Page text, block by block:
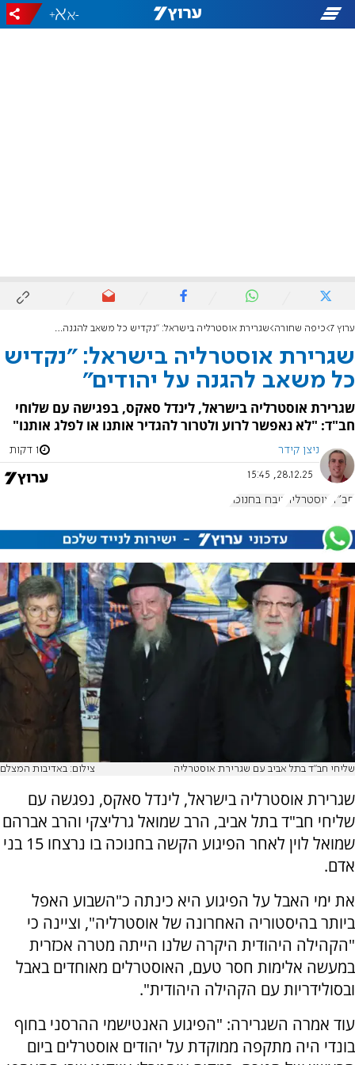
-
+
ערוץ 7 כיפה שחורה שגרירת אוסטרליה בישראל: "נקדיש כל משאב להגנה על יהודים"
שגרירת אוסטרליה בישראל: "נקדיש
כל משאב להגנה על יהודים"
שגרירת אוסטרליה בישראל, לינדל סאקס, בפגישה עם שלוחי
חב"ד: "לא נאפשר לרוע ולטרור להגדיר אותנו או לפלג אותנו"
ניצן קידר 1 דקות
28.12.25, 15:45
חב"ד אוסטרליה טבח בחנוכה
שליחי חב"ד בתל אביב עם שגרירת אוסטרליה צילום: באדיבות המצלם
שגרירת אוסטרליה בישראל, לינדל סאקס, נפגשה עם
שליחי חב"ד בתל אביב, הרב שמואל גרליצקי והרב אברהם
שמואל לוין לאחר הפיגוע הקשה בחנוכה בו נרצחו 15 בני
אדם.
את ימי האבל על הפיגוע היא כינתה כ"השבוע האפל
ביותר בהיסטוריה האחרונה של אוסטרליה", וציינה כי
"הקהילה היהודית היקרה שלנו הייתה מטרה אכזרית
במעשה אלימות חסר טעם, האוסטרלים מאוחדים באבל
ובסולידריות עם הקהילה היהודית".
עוד אמרה השגרירה: "הפיגוע האנטישמי ההרסני בחוף
בונדי היה מתקפה ממוקדת על יהודים אוסטרלים ביום